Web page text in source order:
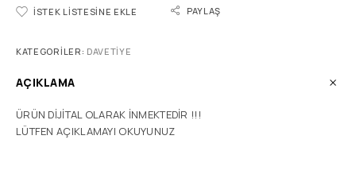
İSTEK LISTESINE EKLE PAYLAŞ
KATEGORILER: DAVETIYE
AÇIKLAMA
ÜRÜN DİJİTAL OLARAK İNMEKTEDİR !!!
LÜTFEN AÇIKLAMAYI OKUYUNUZ